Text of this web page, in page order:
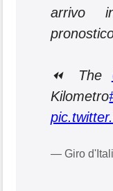
arrivo
⏪ The
Kilometro
— Giro